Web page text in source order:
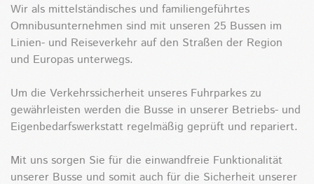
Wir als mittelständisches und familiengeführtes
Omnibusunternehmen sind mit unseren 25 Bussen im
Linien- und Reiseverkehr auf den Straßen der Region
und Europas unterwegs.
Um die Verkehrssicherheit unseres Fuhrparkes zu
gewährleisten werden die Busse in unserer Betriebs- und
Eigenbedarfswerkstatt regelmäßig geprüft und repariert.
Mit uns sorgen Sie für die einwandfreie Funktionalität
unserer Busse und somit auch für die Sicherheit unserer